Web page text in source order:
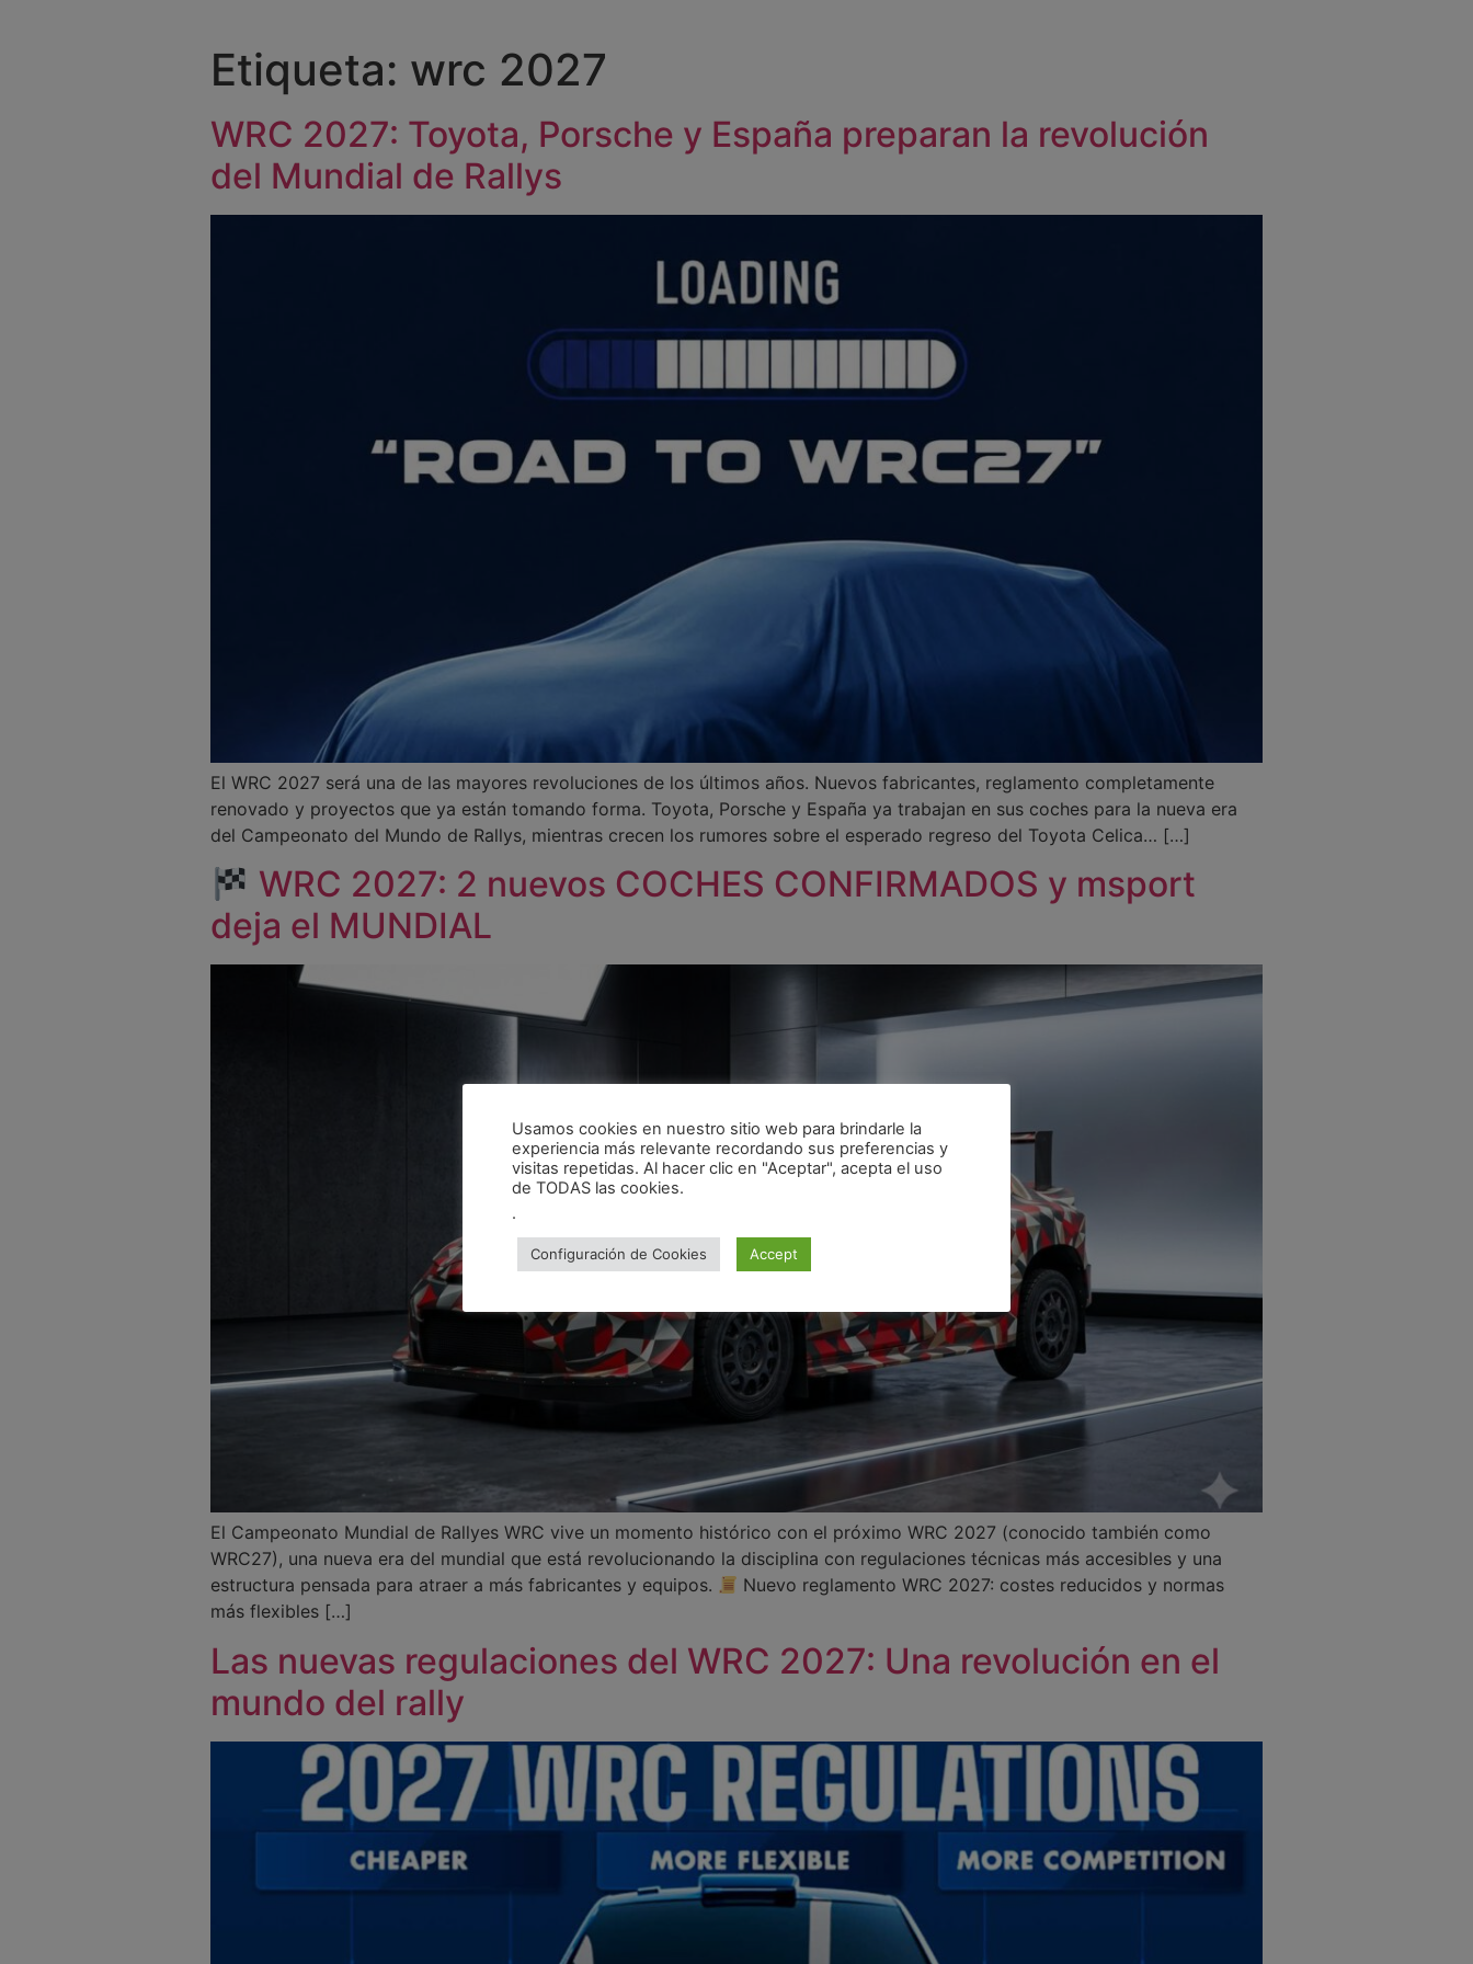
Etiqueta: wrc 2027
WRC 2027: Toyota, Porsche y España preparan la revolución
del Mundial de Rallys
El WRC 2027 será una de las mayores revoluciones de los últimos años. Nuevos fabricantes, reglamento completamente
renovado y proyectos que ya están tomando forma. Toyota, Porsche y España ya trabajan en sus coches para la nueva era
del Campeonato del Mundo de Rallys, mientras crecen los rumores sobre el esperado regreso del Toyota Celica… […]
WRC 2027: 2 nuevos COCHES CONFIRMADOS y msport
deja el MUNDIAL
El Campeonato Mundial de Rallyes WRC vive un momento histórico con el próximo WRC 2027 (conocido también como
WRC27), una nueva era del mundial que está revolucionando la disciplina con regulaciones técnicas más accesibles y una
estructura pensada para atraer a más fabricantes y equipos.
Nuevo reglamento WRC 2027: costes reducidos y normas
más flexibles […]
Las nuevas regulaciones del WRC 2027: Una revolución en el
mundo del rally
Usamos cookies en nuestro sitio web para brindarle la
experiencia más relevante recordando sus preferencias y
visitas repetidas. Al hacer clic en "Aceptar", acepta el uso
de TODAS las cookies.
.
Configuración de Cookies Accept